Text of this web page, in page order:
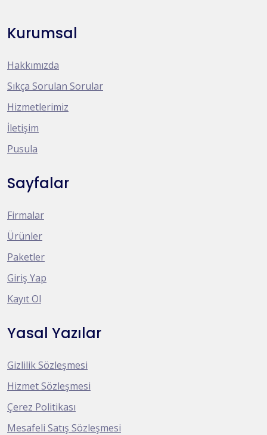
Kurumsal
Hakkımızda
Sıkça Sorulan Sorular
Hizmetlerimiz
İletişim
Pusula
Sayfalar
Firmalar
Ürünler
Paketler
Giriş Yap
Kayıt Ol
Yasal Yazılar
Gizlilik Sözleşmesi
Hizmet Sözleşmesi
Çerez Politikası
Mesafeli Satış Sözleşmesi